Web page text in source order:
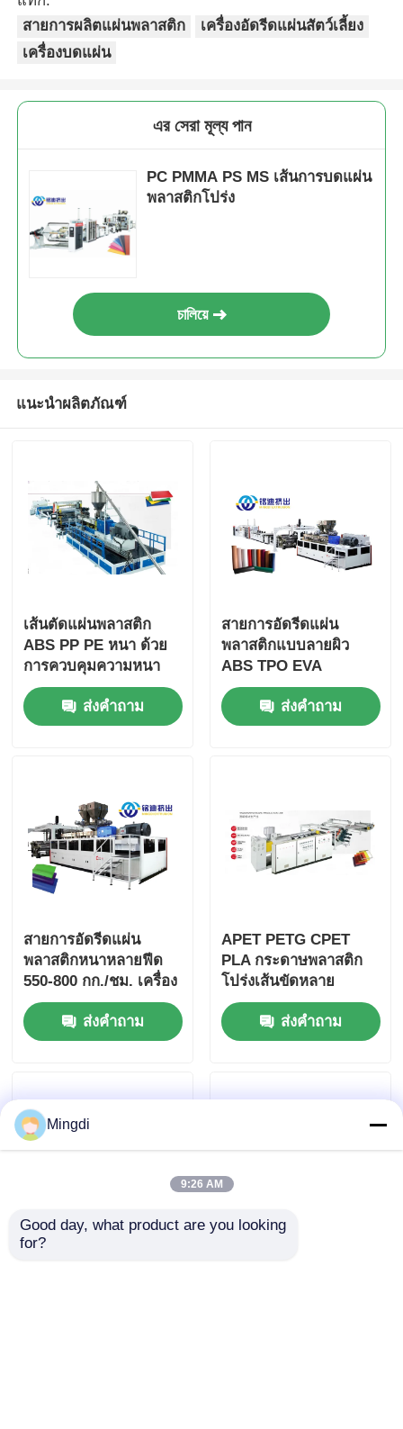
สายการผลิตแผ่นพลาสติก
เครื่องอัดรีดแผ่นสัตว์เลี้ยง
เครื่องบดแผ่น
এর সেরা মূল্য পান
PC PMMA PS MS เส้นการบดแผ่น
พลาสติกโปร่ง
চালিয়ে
แนะนำผลิตภัณฑ์
เส้นตัดแผ่นพลาสติก
ABS PP PE หนา ด้วย
การควบคุมความหนา
อย่างแม่นยํา
ส่งคำถาม
สายการอัดรีดแผ่น
พลาสติกแบบลายผิว
ABS TPO EVA
ส่งคำถาม
สายการอัดรีดแผ่น
พลาสติกหนาหลายฟีด
550-800 กก./ชม. เครื่อง
อัดรีดแผ่น
ส่งคำถาม
APET PETG CPET
PLA กระดาษพลาสติก
โปร่งเส้นขัดหลาย
ฟังก์ชัน 750kg / H
500kg / Hส่งคำถาม
Mingdi
9:26 AM
Good day, what product are you looking
for?